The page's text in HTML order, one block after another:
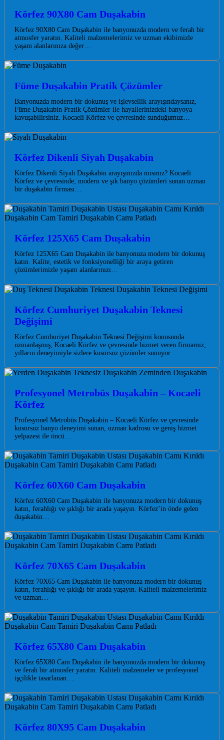
Körfez 90X80 Cam Duşakabin
Körfez 90X80 Cam Duşakabin ile banyonuzda modern ve ferah bir
atmosfer yaratın. Kaliteli malzemelerimiz ve uzman ekibimizle
yaşam alanlarınıza değer…
Füme Duşakabin Pratik Çözümler
Banyonuzda modern bir dokunuş ve işlevsellik arayışındaysanız,
Füme Duşakabin Pratik Çözümler ile hayallerinizdeki banyoya
kavuşabilirsiniz. Kocaeli Körfez ve çevresinde sunduğumuz…
Körfez Dikenli Siyah Duşakabin
Körfez Dikenli Siyah Duşakabin arayışınızda mısınız? Kocaeli
Körfez ve çevresinde, modern ve şık banyo çözümleri sunan uzman
bir duşakabin firması…
Körfez 125X65 Cam Duşakabin
Körfez 125X65 Cam Duşakabin ile banyonuza modern bir dokunuş
katın. Kalite, estetik ve fonksiyonelliği bir araya getiren
çözümlerimizle yaşam alanlarınızı…
Körfez Cumhuriyet Duşakabin Teknesi
Değişimi
Körfez Cumhuriyet Duşakabin Teknesi Değişimi konusunda
uzmanlaşmış, Kocaeli Körfez ve çevresinde hizmet veren firmamız,
yılların deneyimiyle sizlere kusursuz çözümler sunuyor.…
Profesyonel Metrobüs Duşakabin – Kocaeli
Körfez
Profesyonel Metrobüs Duşakabin – Kocaeli Körfez ve çevresinde
kusursuz banyo deneyimi sunan, uzman kadrosu ve geniş hizmet
yelpazesi ile öncü…
Körfez 60X60 Cam Duşakabin
Körfez 60X60 Cam Duşakabin ile banyonuza modern bir dokunuş
katın, ferahlığı ve şıklığı bir arada yaşayın. Körfez’in önde gelen
duşakabin…
Körfez 70X65 Cam Duşakabin
Körfez 70X65 Cam Duşakabin ile banyonuza modern bir dokunuş
katın, ferahlığı ve şıklığı bir arada yaşayın. Kaliteli malzemelerimiz
ve uzman…
Körfez 65X80 Cam Duşakabin
Körfez 65X80 Cam Duşakabin ile banyonuzda modern bir dokunuş
ve ferah bir atmosfer yaratın. Kaliteli malzemeler ve profesyonel
işçilikle tasarlanan…
Körfez 80X95 Cam Duşakabin